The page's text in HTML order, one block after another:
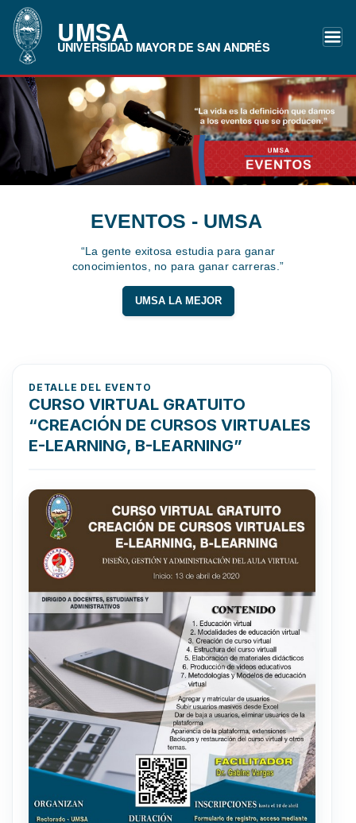
UMSA
UNIVERSIDAD MAYOR DE SAN ANDRÉS
EVENTOS - UMSA
“La gente exitosa estudia para ganar
conocimientos, no para ganar carreras.”
UMSA LA MEJOR
DETALLE DEL EVENTO
CURSO VIRTUAL GRATUITO
“CREACIÓN DE CURSOS VIRTUALES
E-LEARNING, B-LEARNING”